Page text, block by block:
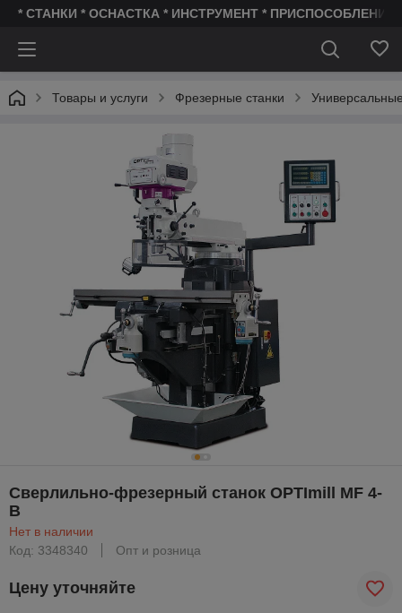
* СТАНКИ * ОСНАСТКА * ИНСТРУМЕНТ * ПРИСПОСОБЛЕНИЯ
Товары и услуги Фрезерные станки
Сверлильно-фрезерный станок OPTImill MF 4-
B
Нет в наличии
Код: 3348340
Опт и розница
Цену уточняйте